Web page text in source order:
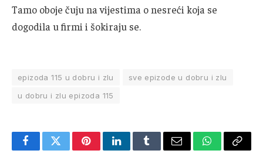
Tamo oboje čuju na vijestima o nesreći koja se
dogodila u firmi i šokiraju se.
epizoda 115 u dobru i zlu
sve epizode u dobru i zlu
u dobru i zlu epizoda 115
FacebookTwitterPinterestLinkedInTumblrEmail WhatsApp
Copy